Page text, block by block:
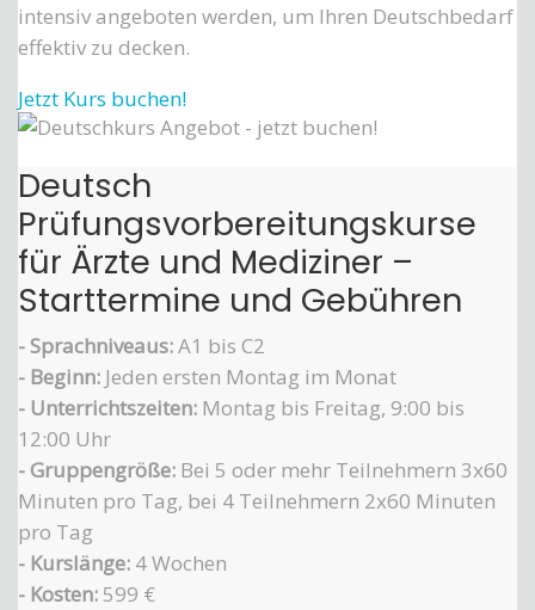
intensiv angeboten werden, um Ihren Deutschbedarf
effektiv zu decken.
Jetzt Kurs buchen!
Deutsch
Prüfungsvorbereitungskurse
für Ärzte und Mediziner –
Starttermine und Gebühren
- Sprachniveaus:A1 bis C2
- Beginn: Jeden ersten Montag im Monat
- Unterrichtszeiten: Montag bis Freitag, 9:00 bis
12:00 Uhr
- Gruppengröße: Bei 5 oder mehr Teilnehmern 3x60
Minuten pro Tag, bei 4 Teilnehmern 2x60 Minuten
pro Tag
- Kurslänge: 4 Wochen
- Kosten: 599 €